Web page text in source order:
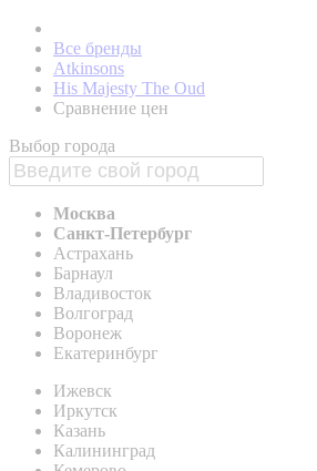
Все бренды
Atkinsons
His Majesty The Oud
Сравнение цен
Выбор города
Москва
Санкт-Петербург
Астрахань
Барнаул
Владивосток
Волгоград
Воронеж
Екатеринбург
Ижевск
Иркутск
Казань
Калининград